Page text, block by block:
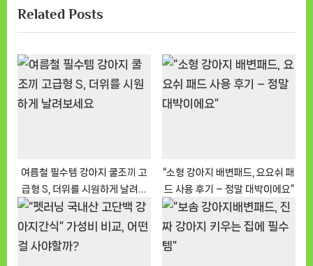
i
o
s
P
o
:
t
P
o
s
t
:
Related Posts
여름철 필수템 강아지 쿨조끼 고
급형 S, 더위를 시원하게 날려보
세요
“소형 강아지 배변패드, 요요쉬 패
드 사용 후기 – 정말 대박이에요”